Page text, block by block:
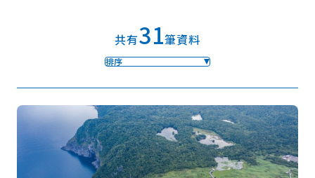
Insta
gram
YouT
ube
Insta
gram
影片
使用條款
隱私權政策摘要
Cookie 政策
關於我們
共有31筆資料
排序